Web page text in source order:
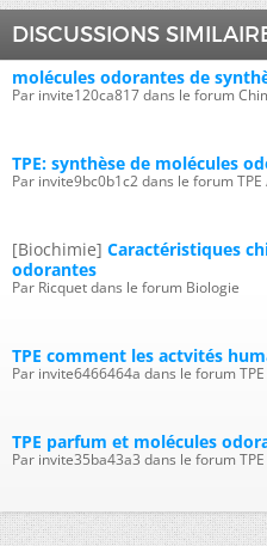
DISCUSSIONS
molécules odorantes de
Par invite120ca817 dans le forum
TPE: synthèse de molécules
Par invite9bc0b1c2 dans le forum
[Biochimie] Caractéristiques
odorantes
Par Ricquet dans le forum Biologie
TPE comment les actvités
Par invite6466464a dans le forum
TPE parfum et molécules
Par invite35ba43a3 dans le forum